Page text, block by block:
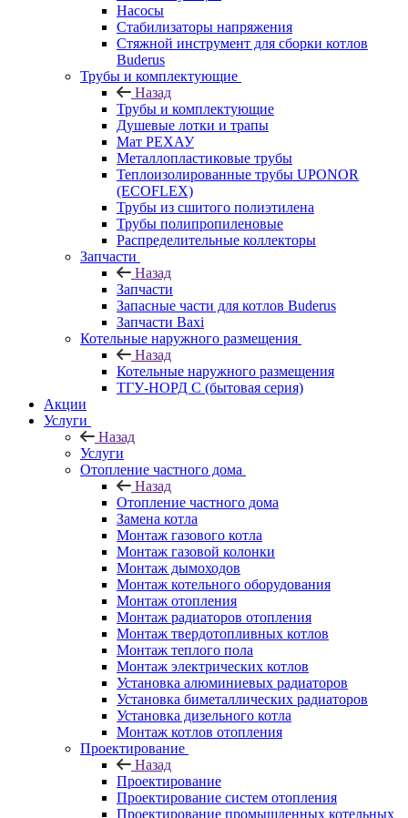
Насосы
Стабилизаторы напряжения
Стяжной инструмент для сборки котлов
Buderus
Трубы и комплектующие
Назад
Трубы и комплектующие
Душевые лотки и трапы
Мат РЕХАУ
Металлопластиковые трубы
Теплоизолированные трубы UPONOR
(ECOFLEX)
Трубы из сшитого полиэтилена
Трубы полипропиленовые
Распределительные коллекторы
Запчасти
Назад
Запчасти
Запасные части для котлов Buderus
Запчасти Baxi
Котельные наружного размещения
Назад
Котельные наружного размещения
ТГУ-НОРД С (бытовая серия)
Акции
Услуги
Назад
Услуги
Отопление частного дома
Назад
Отопление частного дома
Замена котла
Монтаж газового котла
Монтаж газовой колонки
Монтаж дымоходов
Монтаж котельного оборудования
Монтаж отопления
Монтаж радиаторов отопления
Монтаж твердотопливных котлов
Монтаж теплого пола
Монтаж электрических котлов
Установка алюминиевых радиаторов
Установка биметаллических радиаторов
Установка дизельного котла
Монтаж котлов отопления
Проектирование
Назад
Проектирование
Проектирование систем отопления
Проектирование промышленных котельных